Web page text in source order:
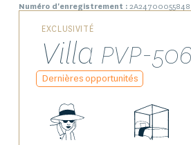
Numéro d'enregistrement :2A24700055848
EXCLUSIVITÉ
Villa PVP-506
Dernières opportunités